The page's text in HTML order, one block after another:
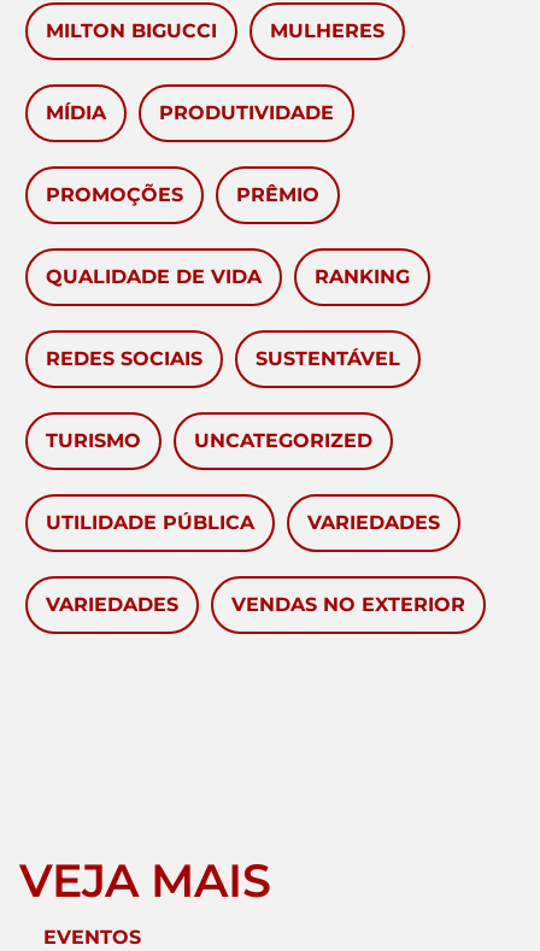
MILTON BIGUCCI MULHERES
MÍDIA PRODUTIVIDADE
PROMOÇÕES PRÊMIO
QUALIDADE DE VIDA RANKING
REDES SOCIAIS SUSTENTÁVEL
TURISMO UNCATEGORIZED
UTILIDADE PÚBLICA VARIEDADES
VARIEDADES VENDAS NO EXTERIOR
VEJA MAIS
EVENTOS